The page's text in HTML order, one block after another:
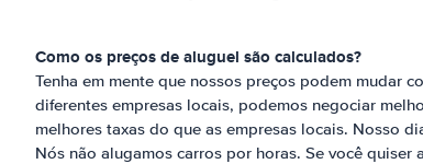
Como os preços de aluguel são calculados?
Tenha em mente que nossos preços podem mudar
diferentes empresas locais, podemos negociar
melhores taxas do que as empresas locais. Nosso
Nós não alugamos carros por horas. Se você